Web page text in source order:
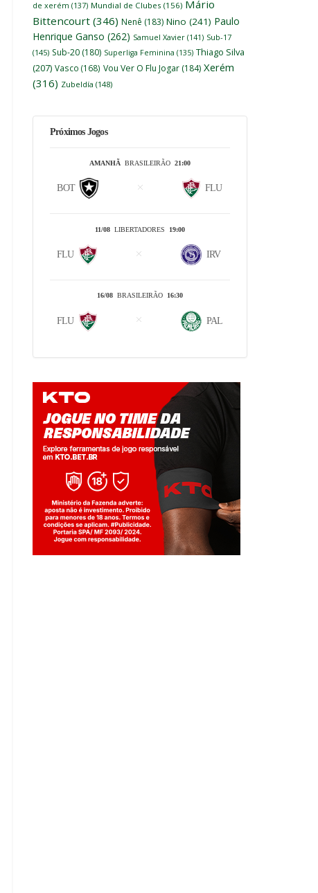
de xerém (137) Mundial de Clubes (156) Mário
Bittencourt (346) Nenê (183) Nino (241) Paulo
Henrique Ganso (262) Samuel Xavier (141) Sub-17
(145) Sub-20 (180) Superliga Feminina (135) Thiago Silva
(207) Vasco (168) Vou Ver O Flu Jogar (184) Xerém
(316) Zubeldía (148)
Próximos Jogos
AMANHÃ BRASILEIRÃO 21:00
BOT FLU
11/08 LIBERTADORES 19:00
FLU IRV
16/08 BRASILEIRÃO 16:30
FLU PAL
Jogue com responsabilidade. 18+